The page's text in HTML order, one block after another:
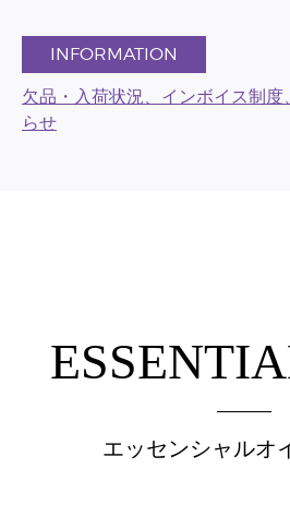
INFORMATION
欠品・入荷状況、インボイス制度
らせ
エッセンシャルオ